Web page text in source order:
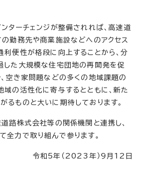
ターチェンジが整備されれば、高速道
の勤務先や商業施設などへのアクセス
利便性が格段に向上することから、分
た大規模な住宅団地の再開発を促
、空き家問題などの多くの地域課題の
域の活性化に寄与するとともに、新た
るものと大いに期待しております。
路株式会社等の関係機関と連携し、
全力で取り組んで参ります。
令和5年（2023年）9月12日